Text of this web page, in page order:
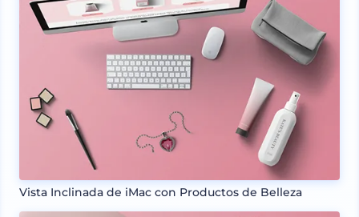
Vista Inclinada de iMac con Productos de Belleza